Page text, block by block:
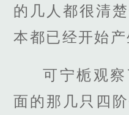
的几人都很清
本都已经开始产
可宁栀观
面的那几只四